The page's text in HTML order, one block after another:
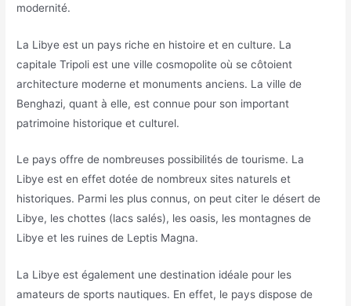
modernité.
La Libye est un pays riche en histoire et en culture. La
capitale Tripoli est une ville cosmopolite où se côtoient
architecture moderne et monuments anciens. La ville de
Benghazi, quant à elle, est connue pour son important
patrimoine historique et culturel.
Le pays offre de nombreuses possibilités de tourisme. La
Libye est en effet dotée de nombreux sites naturels et
historiques. Parmi les plus connus, on peut citer le désert de
Libye, les chottes (lacs salés), les oasis, les montagnes de
Libye et les ruines de Leptis Magna.
La Libye est également une destination idéale pour les
amateurs de sports nautiques. En effet, le pays dispose de